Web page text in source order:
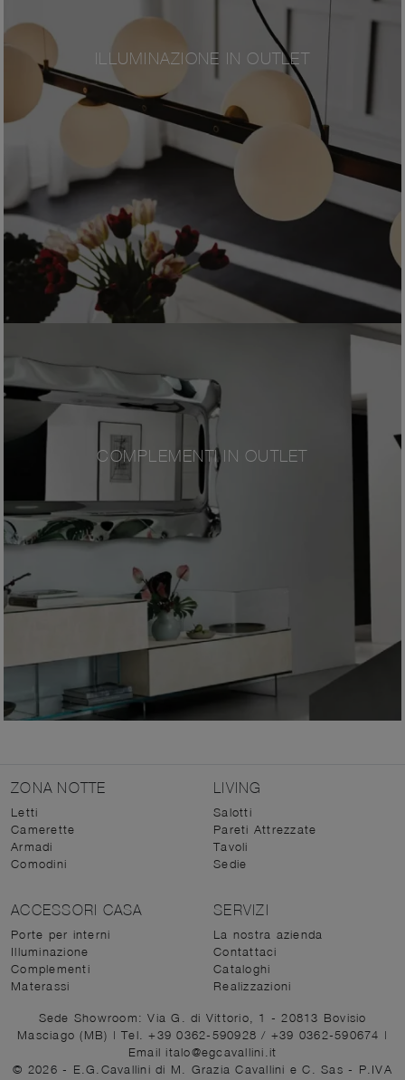
ILLUMINAZIONE IN OUTLET
COMPLEMENTI IN OUTLET
ZONA NOTTE
Letti
Camerette
Armadi
Comodini
LIVING
Salotti
Pareti Attrezzate
Tavoli
Sedie
ACCESSORI CASA
Porte per interni
Illuminazione
Complementi
Materassi
SERVIZI
La nostra azienda
Contattaci
Cataloghi
Realizzazioni
Sede Showroom: Via G. di Vittorio, 1 - 20813 Bovisio
Masciago (MB) | Tel. +39 0362-590928/ +39 0362-590674 |
Email italo@egcavallini.it
© 2026 - E.G.Cavallini di M. Grazia Cavallini e C. Sas - P.IVA